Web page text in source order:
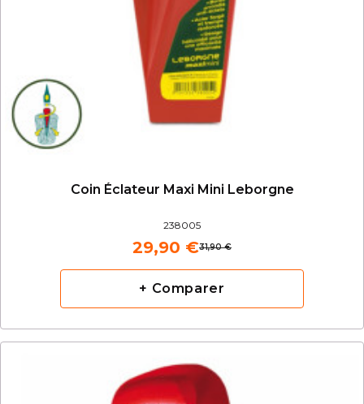
Coin Éclateur Maxi Mini Leborgne
238005
31,90 €
29,90 €
+ Comparer